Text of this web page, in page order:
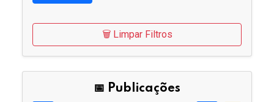
🗑️ Limpar Filtros
📅 Publicações